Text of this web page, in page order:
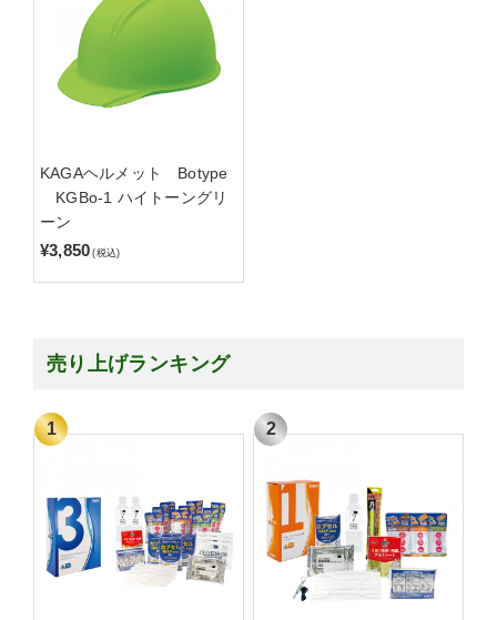
KAGAヘルメット Botype
KGBo-1 ハイトーングリ
ーン
¥3,850 (税込)
売り上げランキング